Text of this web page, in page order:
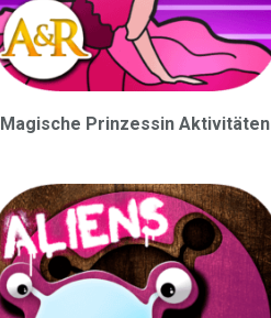
Magische Prinzessin Aktivitäten